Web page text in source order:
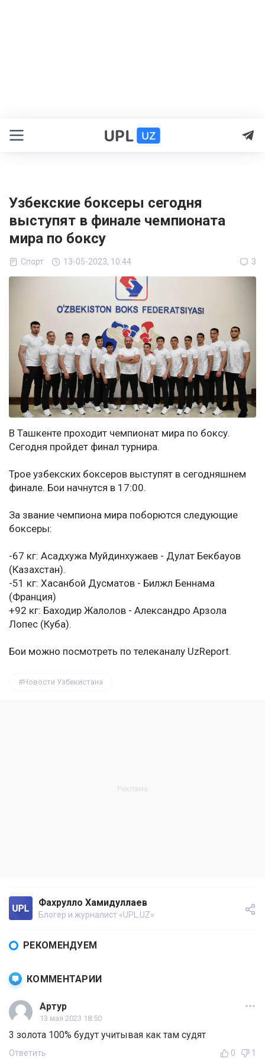
Узбекские боксеры сегодня
выступят в финале чемпионата
мира по боксу
Спорт 13-05-2023, 10:44 3
В Ташкенте проходит чемпионат мира по боксу.
Сегодня пройдет финал турнира.
Трое узбекских боксеров выступят в сегодняшнем
финале. Бои начнутся в 17:00.
За звание чемпиона мира поборются следующие
боксеры:
-67 кг: Асадхужа Муйдинхужаев - Дулат Бекбауов
(Казахстан).
-51 кг: Хасанбой Дусматов - Билжл Беннама
(Франция)
+92 кг: Баходир Жалолов - Александро Арзола
Лопес (Куба).
Бои можно посмотреть по телеканалу UzReport.
Новости Узбекистана
Фахрулло Хамидуллаев
Блогер и журналист «UPL.UZ»
РЕКОМЕНДУЕМ
КОММЕНТАРИИ
Артур
13 мая 2023 18:50
3 золота 100% будут учитывая как там судят
Ответить 0 1